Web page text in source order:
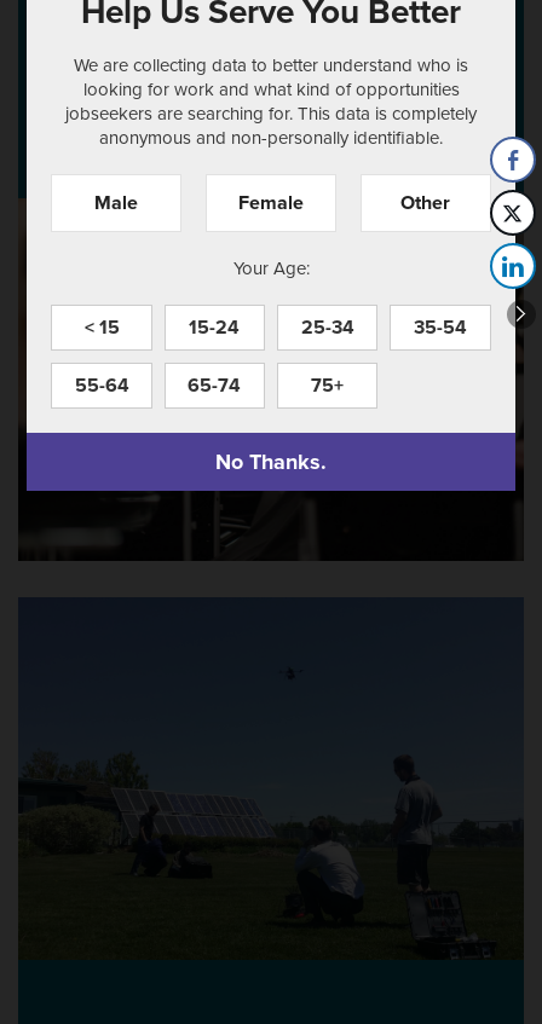
exceptionnel pour une fraction du prix.
Help Us Serve You Better
We are collecting data to better understand who is
looking for work and what kind of opportunities
jobseekers are searching for. This data is completely
anonymous and non-personally identifiable.
Male Female Other
Your Age:
< 15 15-24 25-34 35-54
55-64 65-74 75+
No Thanks.